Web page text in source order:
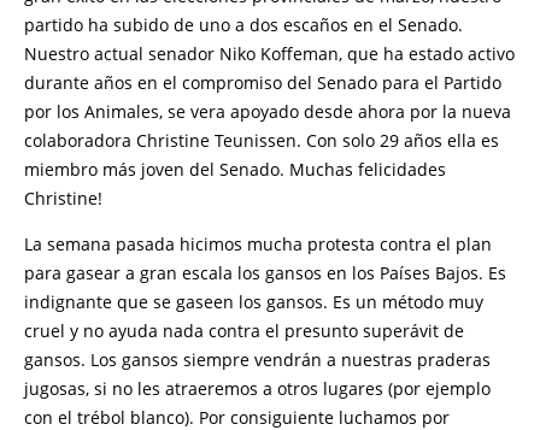
partido ha subido de uno a dos escaños en el Senado.
Nuestro actual senador Niko Koffeman, que ha estado activo
durante años en el compromiso del Senado para el Partido
por los Animales, se vera apoyado desde ahora por la nueva
colaboradora Christine Teunissen. Con solo 29 años ella es
miembro más joven del Senado. Muchas felicidades
Christine!
La semana pasada hicimos mucha protesta contra el plan
para gasear a gran escala los gansos en los Países Bajos. Es
indignante que se gaseen los gansos. Es un método muy
cruel y no ayuda nada contra el presunto superávit de
gansos. Los gansos siempre vendrán a nuestras praderas
jugosas, si no les atraeremos a otros lugares (por ejemplo
con el trébol blanco). Por consiguiente luchamos por